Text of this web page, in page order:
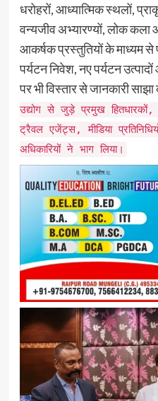
धरोहरों, आध्यात्मिक स्थलों,
वन्यजीव अभ्यारण्यों, लोक कला
आकर्षक प्रस्तुतियों के माध्यम से
पर्यटन निवेश, नए पर्यटन
पर भी विस्तार से जानकारी साझा
उद्योग से जुड़े प्रमुख हितधारकों,
ट्रैवल एजेंट्स, मीडिया
अधिकारियों ने भाग लिया।